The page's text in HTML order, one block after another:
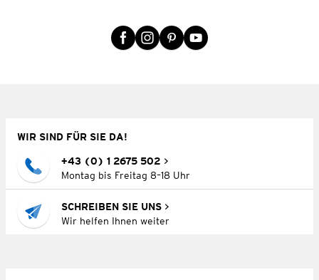
WIR SIND FÜR SIE DA!
+43 (0) 1 2675 502
Montag bis Freitag 8–18 Uhr
SCHREIBEN SIE UNS
Wir helfen Ihnen weiter